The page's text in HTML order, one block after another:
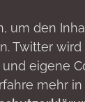
um den
Twitter
eigene
mehr